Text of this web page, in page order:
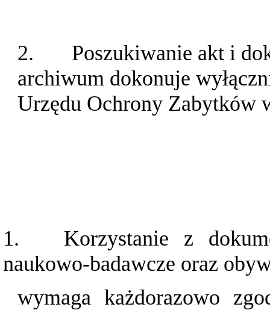
2.
Poszukiwanie akt i
archiwum dokonuje
Urzędu Ochrony Zabytków
1.
Korzystanie z
naukowo-badawcze oraz
wymaga każdorazowo